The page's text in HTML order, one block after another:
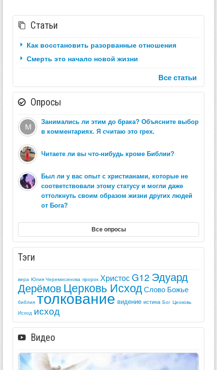
Статьи
Как восстановить разорванные отношения
Смерть это начало новой жизни
Все статьи
Опросы
Занимались ли этим до брака? Объясните выбор
в комментариях. Я считаю это грех.
Читаете ли вы что-нибудь кроме Библии?
Был ли у вас опыт с христианами, которые не
соответствовали этому статусу и могли даже
оттолкнуть своим образом жизни других людей
от Бога?
Все опросы
Тэги
вера Юлия Черемисинова пророк Христос G12 Эдуард
ДерёмовЦерковь ИсходСлово Божье
библия толкование видение истина Бог Цеоковь
Исход исход
Видео